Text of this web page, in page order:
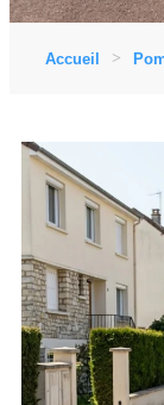
Accueil